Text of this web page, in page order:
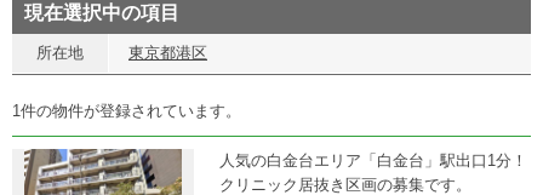
現在選択中の項目
所在地 東京都港区
1件の物件が登録されています。
人気の白金台エリア「白金台」駅出口1分！
クリニック居抜き区画の募集です。